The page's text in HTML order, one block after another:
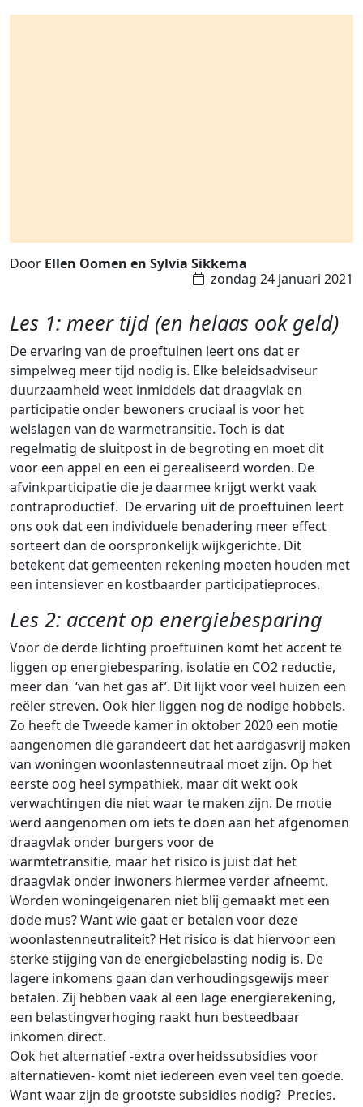
Door Ellen Oomen en Sylvia Sikkema
zondag 24 januari 2021
Les 1: meer tijd (en helaas ook geld)
De ervaring van de proeftuinen leert ons dat er
simpelweg meer tijd nodig is. Elke beleidsadviseur
duurzaamheid weet inmiddels dat draagvlak en
participatie onder bewoners cruciaal is voor het
welslagen van de warmetransitie. Toch is dat
regelmatig de sluitpost in de begroting en moet dit
voor een appel en een ei gerealiseerd worden. De
afvinkparticipatie die je daarmee krijgt werkt vaak
contraproductief. De ervaring uit de proeftuinen leert
ons ook dat een individuele benadering meer effect
sorteert dan de oorspronkelijk wijkgerichte. Dit
betekent dat gemeenten rekening moeten houden met
een intensiever en kostbaarder participatieproces.
Les 2: accent op energiebesparing
Voor de derde lichting proeftuinen komt het accent te
liggen op energiebesparing, isolatie en CO2 reductie,
meer dan ‘van het gas af’. Dit lijkt voor veel huizen een
reëler streven. Ook hier liggen nog de nodige hobbels.
Zo heeft de Tweede kamer in oktober 2020 een motie
aangenomen die garandeert dat het aardgasvrij maken
van woningen woonlastenneutraal moet zijn. Op het
eerste oog heel sympathiek, maar dit wekt ook
verwachtingen die niet waar te maken zijn. De motie
werd aangenomen om iets te doen aan het afgenomen
draagvlak onder burgers voor de
warmtetransitie, maar het risico is juist dat het
draagvlak onder inwoners hiermee verder afneemt.
Worden woningeigenaren niet blij gemaakt met een
dode mus?Want wie gaat er betalen voor deze
woonlastenneutraliteit? Het risico is dat hiervoor een
sterke stijging van de energiebelasting nodig is. De
lagere inkomens gaan dan verhoudingsgewijs meer
betalen. Zij hebben vaak al een lage energierekening,
een belastingverhoging raakt hun besteedbaar
inkomen direct.
Ook het alternatief -extra overheidssubsidies voor
alternatieven- komt niet iedereen even veel ten goede.
Want waar zijn de grootste subsidies nodig? Precies.